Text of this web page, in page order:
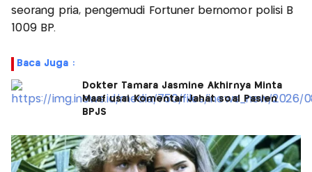
seorang pria, pengemudi Fortuner bernomor polisi B
1009 BP.
Baca Juga :
Dokter Tamara Jasmine Akhirnya Minta
Maaf usai Komentar Jahat soal Pasien
BPJS